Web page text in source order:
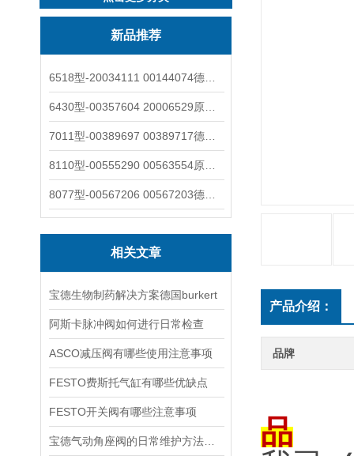
新品推荐
相关文章
宝德生物制药解决方案德国burkert
阿斯卡脉冲阀如何进行日常检查
ASCO减压阀有哪些使用注意事项
FESTO费斯托气缸有哪些优缺点
FESTO开关阀有哪些注意事项
产品介绍：
品牌
品